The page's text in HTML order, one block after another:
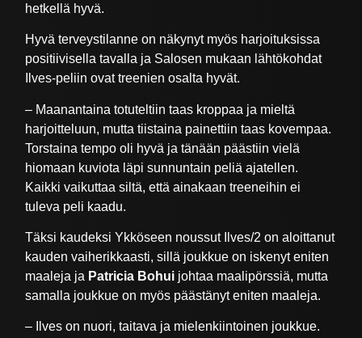
hetkellä hyvä.
Hyvä terveystilanne on näkynyt myös harjoituksissa
positiivisella tavalla ja Salosen mukaan lähtökohdat
Ilves-peliin ovat treenien osalta hyvät.
– Maanantaina totuteltiin taas kroppaa ja mieltä
harjoitteluun, mutta tiistaina painettiin taas kovempaa.
Torstaina tempo oli hyvä ja tänään päästiin vielä
hiomaan kuviota läpi sunnuntain peliä ajatellen.
Kaikki vaikuttaa siltä, että ainakaan treeneihin ei
tuleva peli kaadu.
Täksi kaudeksi Ykköseen noussut Ilves/2 on aloittanut
kauden vaiherikkaasti, sillä joukkue on iskenyt eniten
maaleja ja Patricia Bohui johtaa maalipörssiä, mutta
samalla joukkue on myös päästänyt eniten maaleja.
– Ilves on nuori, taitava ja mielenkiintoinen joukkue.